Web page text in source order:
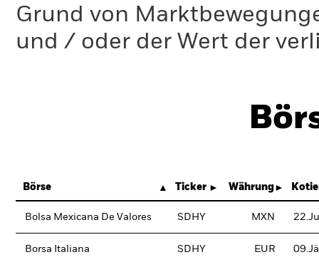
Grund von
und / oder der Wert der
Börse Ticker Währung
Bolsa Mexicana De Valores SDHY MXN
Borsa Italiana SDHY EUR